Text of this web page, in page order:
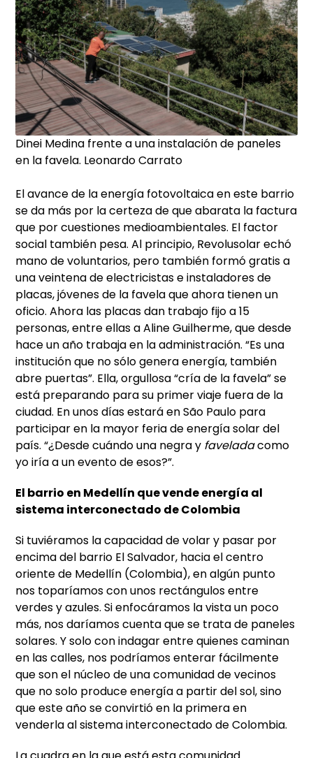
Dinei Medina frente a una instalación de paneles
en la favela. Leonardo Carrato
El avance de la energía fotovoltaica en este barrio
se da más por la certeza de que abarata la factura
que por cuestiones medioambientales. El factor
social también pesa. Al principio, Revolusolar echó
mano de voluntarios, pero también formó gratis a
una veintena de electricistas e instaladores de
placas, jóvenes de la favela que ahora tienen un
oficio. Ahora las placas dan trabajo fijo a 15
personas, entre ellas a Aline Guilherme, que desde
hace un año trabaja en la administración. “Es una
institución que no sólo genera energía, también
abre puertas”. Ella, orgullosa “cría de la favela” se
está preparando para su primer viaje fuera de la
ciudad. En unos días estará en São Paulo para
participar en la mayor feria de energía solar del
país. “¿Desde cuándo una negra y faveladacomo
yo iría a un evento de esos?”.
El barrio en Medellín que vende energía al
sistema interconectado de Colombia
Si tuviéramos la capacidad de volar y pasar por
encima del barrio El Salvador, hacia el centro
oriente de Medellín (Colombia), en algún punto
nos toparíamos con unos rectángulos entre
verdes y azules. Si enfocáramos la vista un poco
más, nos daríamos cuenta que se trata de paneles
solares. Y solo con indagar entre quienes caminan
en las calles, nos podríamos enterar fácilmente
que son el núcleo de una comunidad de vecinos
que no solo produce energía a partir del sol, sino
que este año se convirtió en la primera en
venderla al sistema interconectado de Colombia.